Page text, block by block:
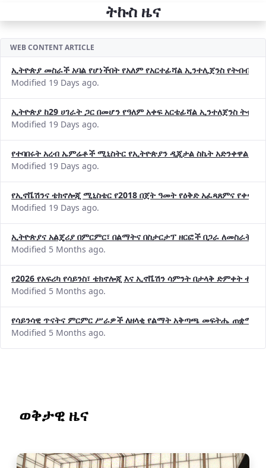
ትኩስ ዜና
WEB CONTENT ARTICLE
ኢትዮጵያ መስራች አባል የሆነችበት የአለም የአርተፊሻል ኢንተሊጀንስ የትብብር
Modified 19 Days ago.
ኢትዮጵያ ከ29 ሀገራት ጋር በመሆን የዓለም አቀፍ አርቴፊሻል ኢንተለጀንስ
Modified 19 Days ago.
የተባበሩት አረብ ኤምሬቶች ሚኒስትር የኢትዮጵያን ዲጂታል ስኬት አድንቀዋል
Modified 19 Days ago.
የኢኖቬሽንና ቴክኖሎጂ ሚኒስቴር የ2018 በጀት ዓመት የዕቅድ አፈጻጸምና
Modified 19 Days ago.
ኢትዮጵያና አልጄሪያ በምርምር፣ በልማትና በስታርታፕ ዘርፎች በጋራ ለመስራት
Modified 5 Months ago.
የ2026 የአፍሪካ የሳይንስ፣ ቴክኖሎጂ እና ኢኖቬሽን ሳምንት በታላቅ ድምቀት
Modified 5 Months ago.
የሳይንሳዊ ጥናትና ምርምር ሥራዎች ለዘላቂ የልማት አቅጣጫ መፍትሔ ጠቋሚ
Modified 5 Months ago.
ወቅታዊ ዜና